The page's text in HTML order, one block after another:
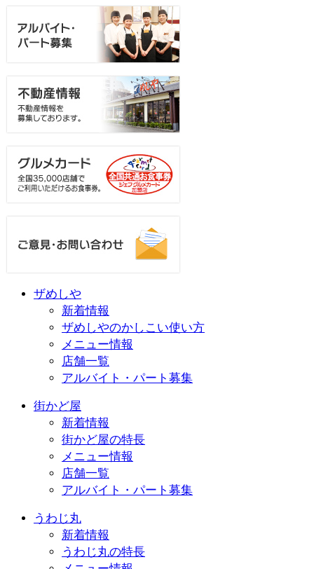
ザめしや
新着情報
ザめしやのかしこい使い方
メニュー情報
店舗一覧
アルバイト・パート募集
街かど屋
新着情報
街かど屋の特長
メニュー情報
店舗一覧
アルバイト・パート募集
うわじ丸
新着情報
うわじ丸の特長